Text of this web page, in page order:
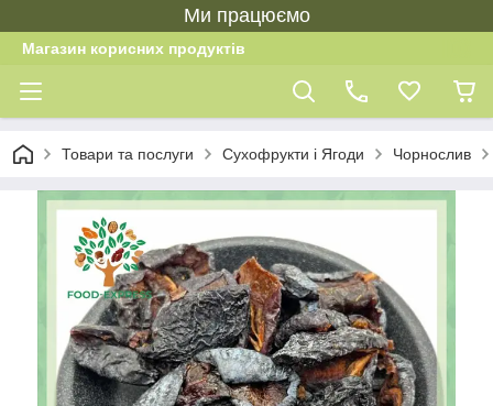
Ми працюємо
Магазин корисних продуктів
Товари та послуги Сухофрукти і Ягоди Чорнослив